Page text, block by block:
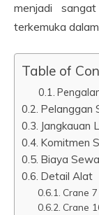
menjadi
terkemuka
Table of
Pelanggan
Jangkauan
Komitmen
Biaya
Detail Alat
Crane
Crane